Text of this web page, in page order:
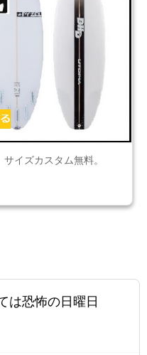
イズカスタム無料。
は恐怖の日曜日